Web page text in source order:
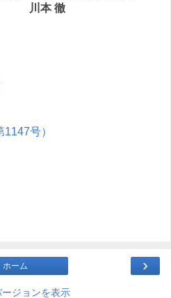
に 川本 徹
号）
›
ホーム
ジョンを表示